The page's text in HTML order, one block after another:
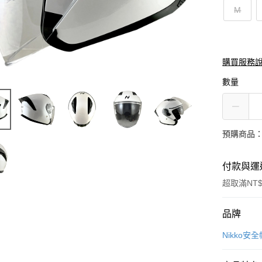
M
購買服務
數量
預購商品
付款與
超取滿
付款方式
信用卡一
品牌
Nikko安全